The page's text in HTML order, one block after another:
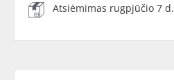
Atsiėmimas rugpjūčio 7 d.